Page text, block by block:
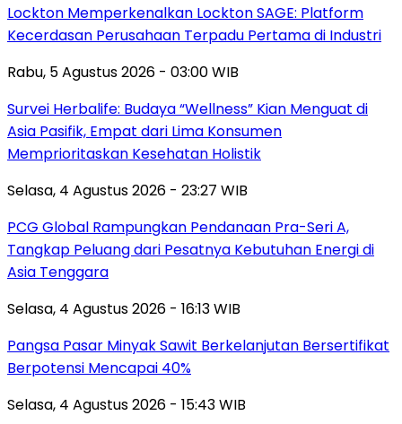
Lockton Memperkenalkan Lockton SAGE: Platform
Kecerdasan Perusahaan Terpadu Pertama di Industri
Rabu, 5 Agustus 2026 - 03:00 WIB
Survei Herbalife: Budaya “Wellness” Kian Menguat di
Asia Pasifik, Empat dari Lima Konsumen
Memprioritaskan Kesehatan Holistik
Selasa, 4 Agustus 2026 - 23:27 WIB
PCG Global Rampungkan Pendanaan Pra-Seri A,
Tangkap Peluang dari Pesatnya Kebutuhan Energi di
Asia Tenggara
Selasa, 4 Agustus 2026 - 16:13 WIB
Pangsa Pasar Minyak Sawit Berkelanjutan Bersertifikat
Berpotensi Mencapai 40%
Selasa, 4 Agustus 2026 - 15:43 WIB